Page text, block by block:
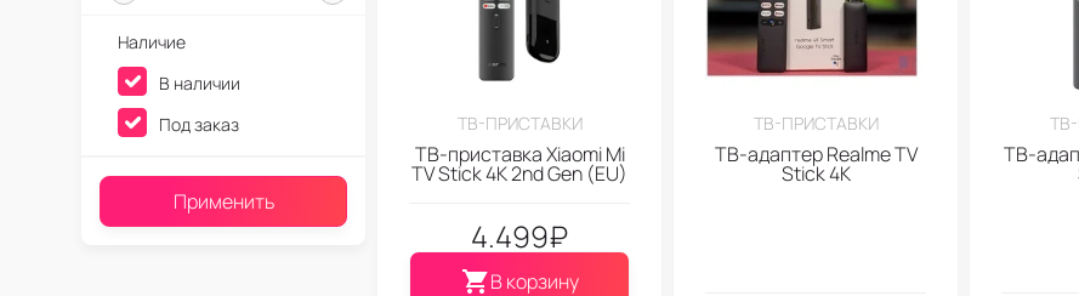
ТВ-ПРИСТАВКИ
ТВ-приставка Xiaomi Mi
TV Stick 4K 2nd Gen (EU)
4.499₽
В корзину
ТВ-ПРИСТАВКИ
ТВ-адаптер Realme TV
Stick 4K
ТВ-
Наличие
В наличии
Под заказ
Применить